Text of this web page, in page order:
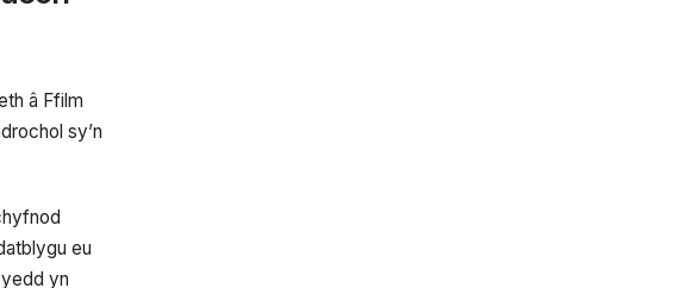
â Ffilm
sy’n
eu
yn